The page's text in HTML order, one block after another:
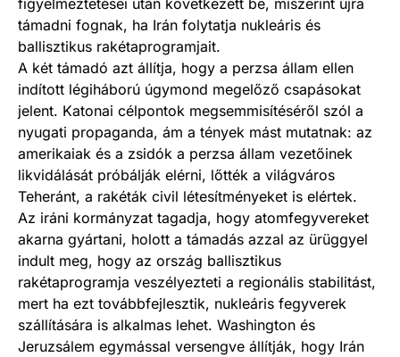
figyelmeztetései után következett be, miszerint újra
támadni fognak, ha Irán folytatja nukleáris és
ballisztikus rakétaprogramjait.
A két támadó azt állítja, hogy a perzsa állam ellen
indított légiháború úgymond megelőző csapásokat
jelent. Katonai célpontok megsemmisítéséről szól a
nyugati propaganda, ám a tények mást mutatnak: az
amerikaiak és a zsidók a perzsa állam vezetőinek
likvidálását próbálják elérni, lőtték a világváros
Teheránt, a rakéták civil létesítményeket is elértek.
Az iráni kormányzat tagadja, hogy atomfegyvereket
akarna gyártani, holott a támadás azzal az ürüggyel
indult meg, hogy az ország ballisztikus
rakétaprogramja veszélyezteti a regionális stabilitást,
mert ha ezt továbbfejlesztik, nukleáris fegyverek
szállítására is alkalmas lehet. Washington és
Jeruzsálem egymással versengve állítják, hogy Irán